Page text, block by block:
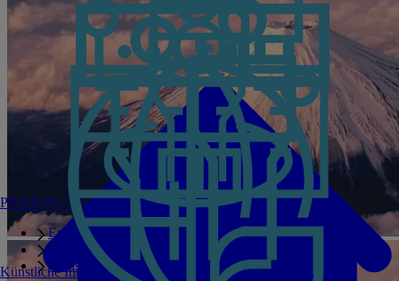
PRIMERGY Servers
Enterprise AI Server Portfolio
Benchmarks
Infrastructure Manager
Künstliche Intelligenz